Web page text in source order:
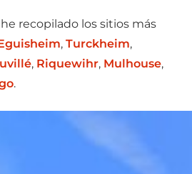
recopilado los sitios más
, Turckheim,
, Riquewihr, Mulhouse,
.